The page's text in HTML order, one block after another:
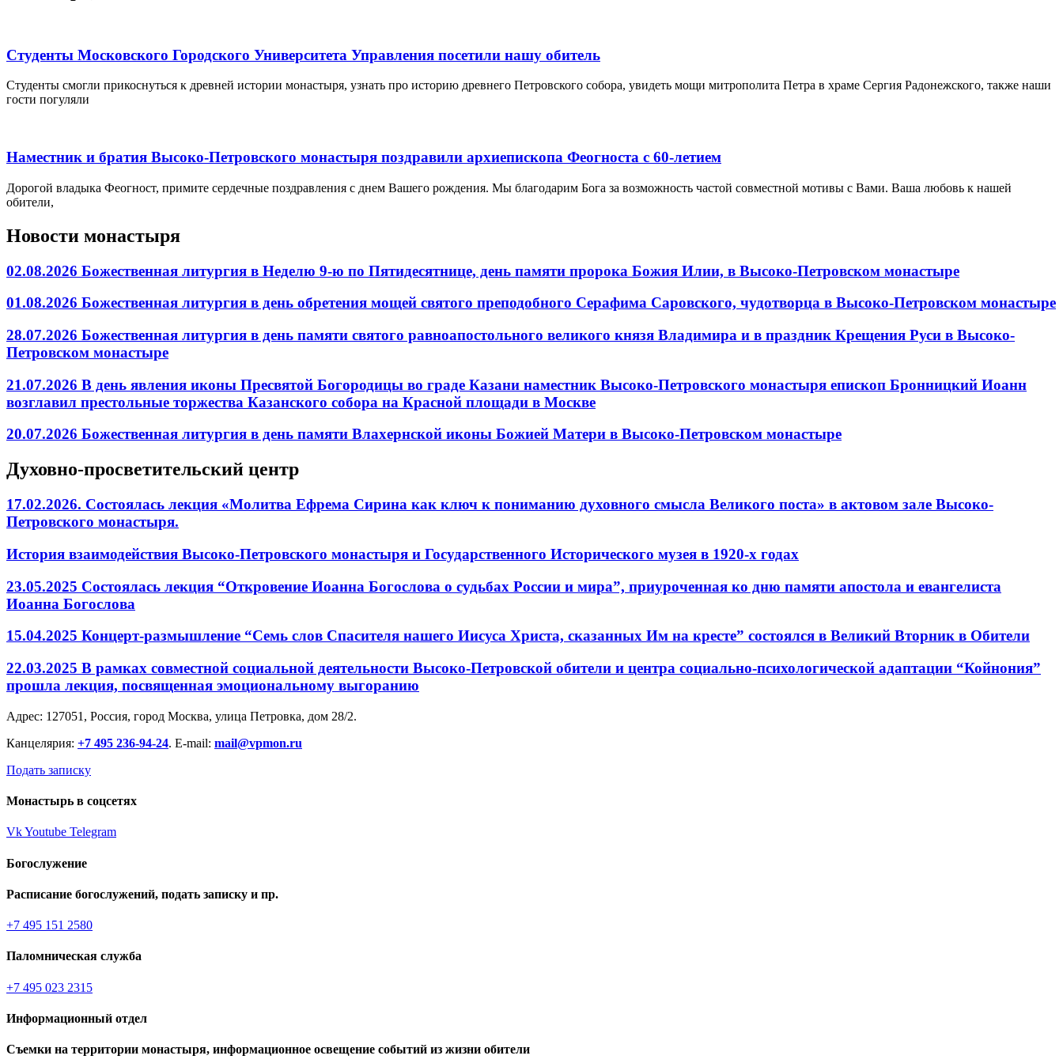
Студенты Московского Городского Университета Управления посетили нашу обитель
Студенты смогли прикоснуться к древней истории монастыря, узнать про историю древнего Петровского собора, увидеть мощи митрополита Петра в храме Сергия Радонежского, также наши
гости погуляли
Наместник и братия Высоко-Петровского монастыря поздравили архиепископа Феогноста с 60-летием
Дорогой владыка Феогност, примите сердечные поздравления с днем Вашего рождения. Мы благодарим Бога за возможность частой совместной мотивы с Вами. Ваша любовь к нашей
обители,
Новости монастыря
02.08.2026 Божественная литургия в Неделю 9-ю по Пятидесятнице, день памяти пророка Божия Илии, в Высоко-Петровском монастыре
01.08.2026 Божественная литургия в день обретения мощей святого преподобного Серафима Саровского, чудотворца в Высоко-Петровском монастыре
28.07.2026 Божественная литургия в день памяти святого равноапостольного великого князя Владимира и в праздник Крещения Руси в Высоко-
Петровском монастыре
21.07.2026 В день явления иконы Пресвятой Богородицы во граде Казани наместник Высоко-Петровского монастыря епископ Бронницкий Иоанн
возглавил престольные торжества Казанского собора на Красной площади в Москве
20.07.2026 Божественная литургия в день памяти Влахернской иконы Божией Матери в Высоко-Петровском монастыре
Духовно-просветительский центр
17.02.2026. Состоялась лекция «Молитва Ефрема Сирина как ключ к пониманию духовного смысла Великого поста» в актовом зале Высоко-
Петровского монастыря.
История взаимодействия Высоко-Петровского монастыря и Государственного Исторического музея в 1920-х годах
23.05.2025 Состоялась лекция “Откровение Иоанна Богослова о судьбах России и мира”, приуроченная ко дню памяти апостола и евангелиста
Иоанна Богослова
15.04.2025 Концерт-размышление “Семь слов Спасителя нашего Иисуса Христа, сказанных Им на кресте” состоялся в Великий Вторник в Обители
22.03.2025 В рамках совместной социальной деятельности Высоко-Петровской обители и центра социально-психологической адаптации “Койнония”
прошла лекция, посвященная эмоциональному выгоранию
Адрес: 127051, Россия, город Москва, улица Петровка, дом 28/2.
Канцелярия: +7 495 236-94-24. E-mail: mail@vpmon.ru
Подать записку
Монастырь в соцсетях
VkYoutube Telegram
Богослужение
Расписание богослужений, подать записку и пр.
+7 495 151 2580
Паломническая служба
+7 495 023 2315
Информационный отдел
Съемки на территории монастыря, информационное освещение событий из жизни обители